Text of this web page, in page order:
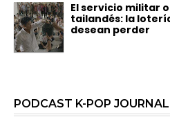
El servicio militar
tailandés: la
desean perder
PODCAST K-POP